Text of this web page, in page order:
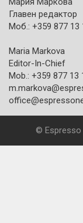
Главен редактор
Моб.: +359 877 13
Maria Markova
Editor-In-Chief
Mob.: +359 877 13
© Espresso